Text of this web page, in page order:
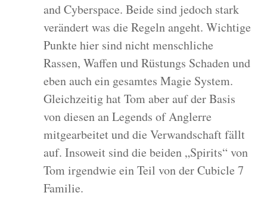
and Cyberspace. Beide sind jedoch stark
verändert was die Regeln angeht. Wichtige
Punkte hier sind nicht menschliche
Rassen, Waffen und Rüstungs Schaden und
eben auch ein gesamtes Magie System.
Gleichzeitig hat Tom aber auf der Basis
von diesen an Legends of Anglerre
mitgearbeitet und die Verwandschaft fällt
auf. Insoweit sind die beiden „Spirits“ von
Tom irgendwie ein Teil von der Cubicle 7
Familie.